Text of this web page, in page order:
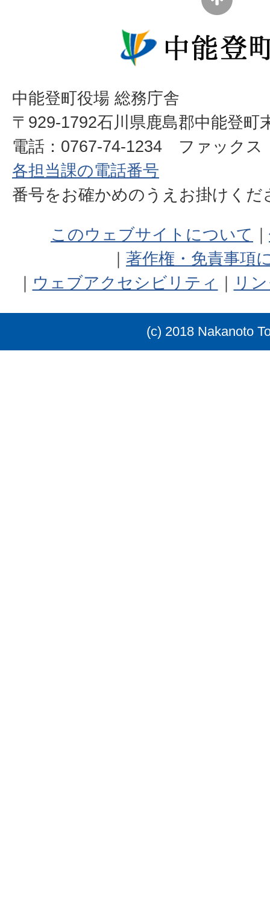
中能登町役場 総務庁舎
〒929-1792石川県鹿島郡中能登町
電話：0767-74-1234 ファックス
各担当課の電話番号
番号をお確かめのうえお掛けく
このウェブサイトについて
著作権・免責事項
ウェブアクセシビリティ
リ
(c) 2018 Nakanoto